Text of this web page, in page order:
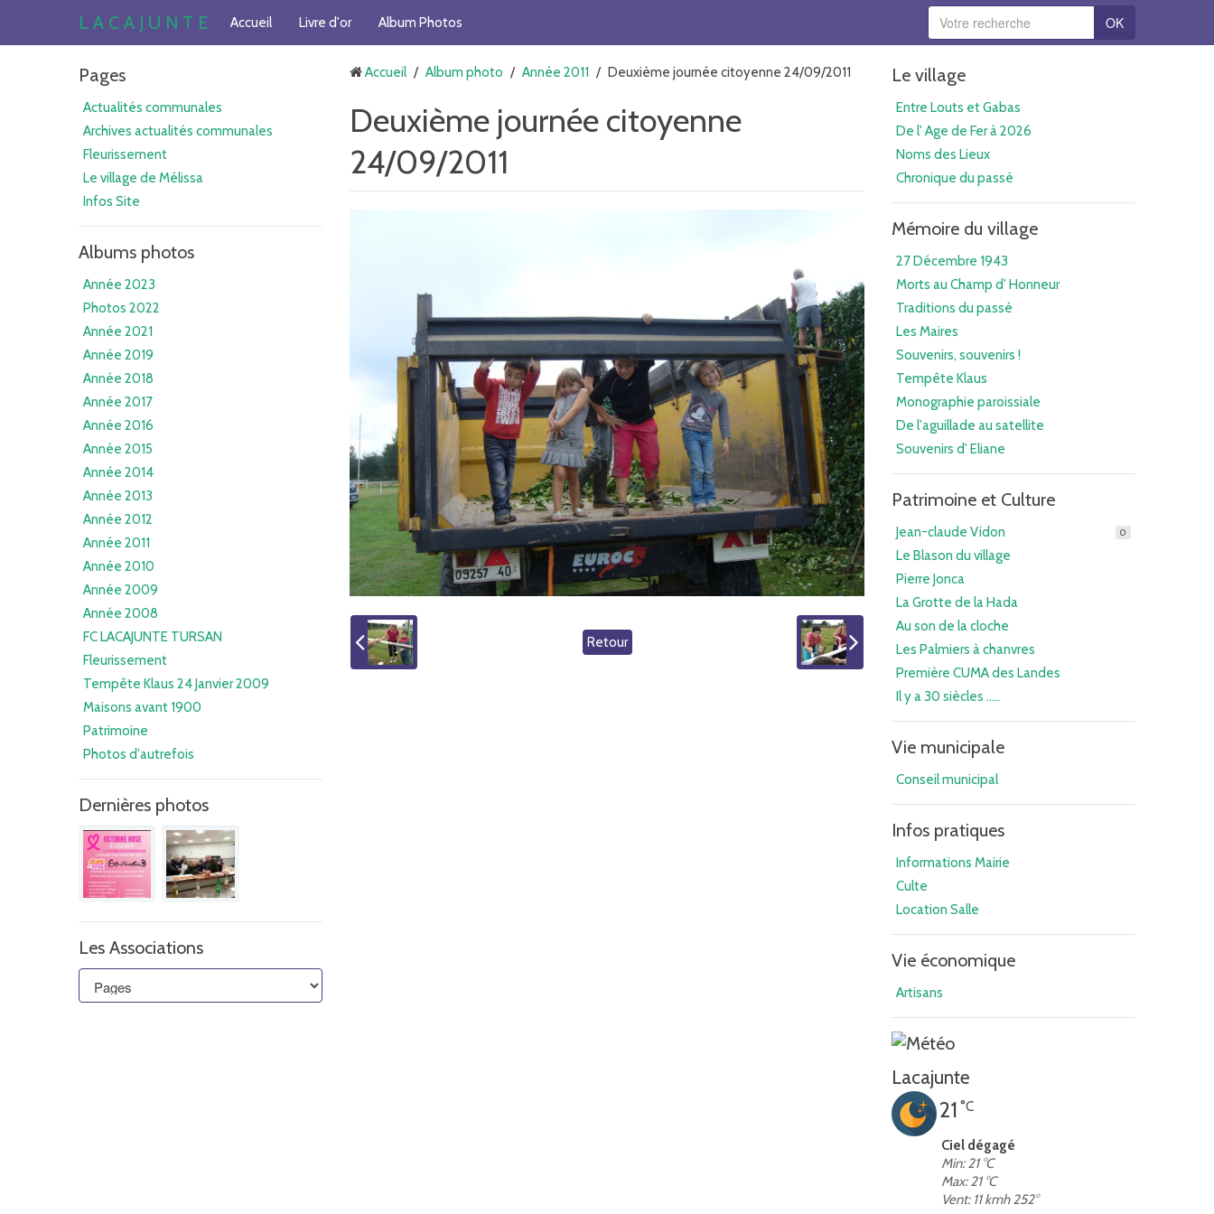
L A C A J U N T E Accueil Livre d'or Album Photos OK
Pages
Actualités communales
Archives actualités communales
Fleurissement
Le village de Mélissa
Infos Site
Albums photos
Année 2023
Photos 2022
Année 2021
Année 2019
Année 2018
Année 2017
Année 2016
Année 2015
Année 2014
Année 2013
Année 2012
Année 2011
Année 2010
Année 2009
Année 2008
FC LACAJUNTE TURSAN
Fleurissement
Tempête Klaus 24 Janvier 2009
Maisons avant 1900
Patrimoine
Photos d'autrefois
Dernières photos
Les Associations
Accueil / Album photo / Année 2011 / Deuxième journée citoyenne 24/09/2011
Deuxième journée citoyenne
24/09/2011
Retour
Le village
Entre Louts et Gabas
De l' Age de Fer à 2026
Noms des Lieux
Chronique du passé
Mémoire du village
27 Décembre 1943
Morts au Champ d' Honneur
Traditions du passé
Les Maires
Souvenirs, souvenirs !
Tempête Klaus
Monographie paroissiale
De l'aguillade au satellite
Souvenirs d' Eliane
Patrimoine et Culture
Jean-claude Vidon 0
Le Blason du village
Pierre Jonca
La Grotte de la Hada
Au son de la cloche
Les Palmiers à chanvres
Première CUMA des Landes
Il y a 30 siècles .....
Vie municipale
Conseil municipal
Infos pratiques
Informations Mairie
Culte
Location Salle
Vie économique
Artisans
Lacajunte
21 °C
Ciel dégagé
Min: 21 °C
Max: 21 °C
Vent: 11 kmh 252°